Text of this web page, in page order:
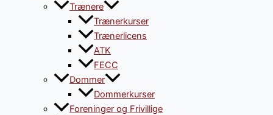
Trænere
Trænerkurser
Trænerlicens
ATK
FECC
Dommer
Dommerkurser
Foreninger og Frivillige